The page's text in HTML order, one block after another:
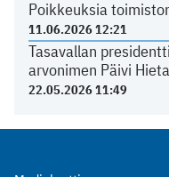
Poikkeuksia
11.06.2026 12:21
Tasavallan
arvonimen Päivi
22.05.2026 11:49